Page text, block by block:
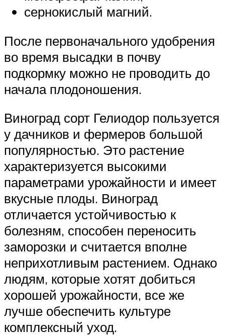
сернокислый магний.
После первоначального удобрения
во время высадки в почву
подкормку можно не проводить до
начала плодоношения.
Виноград сорт Гелиодор пользуется
у дачников и фермеров большой
популярностью. Это растение
характеризуется высокими
параметрами урожайности и имеет
вкусные плоды. Виноград
отличается устойчивостью к
болезням, способен переносить
заморозки и считается вполне
неприхотливым растением. Однако
людям, которые хотят добиться
хорошей урожайности, все же
лучше обеспечить культуре
комплексный уход.